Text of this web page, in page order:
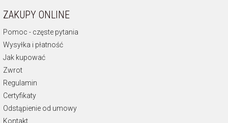
ZAKUPY ONLINE
Pomoc - częste pytania
Wysyłka i płatność
Jak kupować
Zwrot
Regulamin
Certyfikaty
Odstąpienie od umowy
Kontakt